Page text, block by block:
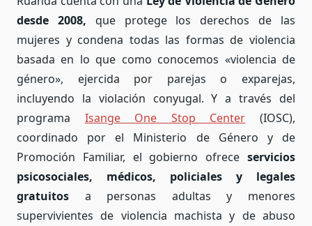
desde 2008, que protege los derechos de las
mujeres y condena todas las formas de violencia
basada en lo que como conocemos «violencia de
género», ejercida por parejas o exparejas,
incluyendo la violación conyugal. Y a través del
programa Isange One Stop Center (IOSC),
coordinado por el Ministerio de Género y de
Promoción Familiar, el gobierno ofrece servicios
psicosociales, médicos, policiales y legales
gratuitos a personas adultas y menores
supervivientes de violencia machista y de abuso